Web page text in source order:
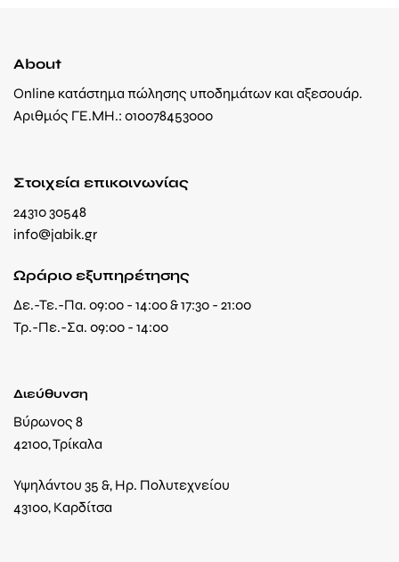
About
Online κατάστημα πώλησης υποδημάτων και αξεσουάρ.
Αριθμός ΓΕ.ΜΗ.: 010078453000
Στοιχεία επικοινωνίας
24310 30548
info@jabik.gr
Ωράριο εξυπηρέτησης
Δε.-Τε.-Πα. 09:00 - 14:00 & 17:30 - 21:00
Τρ.-Πε.-Σα. 09:00 - 14:00
Διεύθυνση
Βύρωνος 8
42100, Τρίκαλα
Υψηλάντου 35 &, Ηρ. Πολυτεχνείου
43100, Καρδίτσα